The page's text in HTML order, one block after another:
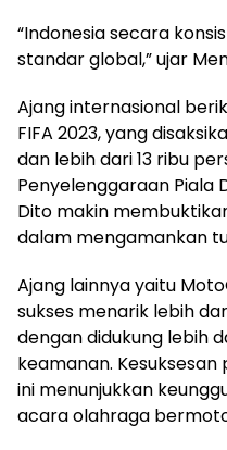
“Indonesia secara
standar global,” ujar
Ajang internasional
FIFA 2023, yang
dan lebih dari 13 ribu
Penyelenggaraan Piala
Dito makin
dalam mengamankan
Ajang lainnya yaitu
sukses menarik lebih
dengan didukung lebih
keamanan.
ini menunjukkan
acara olahraga